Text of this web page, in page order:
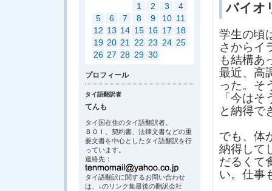
バイオ
学生の頃
さからイ
も結構あ
最近、高
った。そ
「今は
と納得で
でも、体
納得して
だるくて
い。仕事
1 2 3
4
5
6 7 8 9 10 11
12 13 14 15 16 17 18
19 20 21 22 23 24 25
26 27 28 29 30
プロフィール
タイ語翻訳者
てんも
タイ国在住のタイ語翻訳者。
ＢＯＩ、契約書、法律文書などの重
要文書を中心としたタイ語翻訳を行
っています。
連絡先：
タイ語翻訳に関するお問い合わせ
は、↓のリンク集最後の翻訳会社